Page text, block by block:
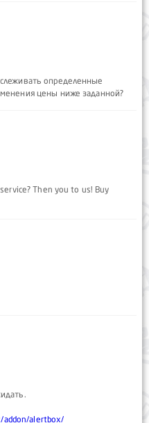
определенные
цены ниже заданной?
Then you to us! Buy
alertbox/